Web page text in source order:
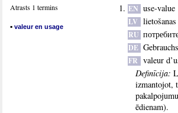
Atrasts 1 termins
▪ valeur en usage
EN use-value
LV
RU
DE
FR valeur
Definīcija:
izmantojot,
ēdienam).